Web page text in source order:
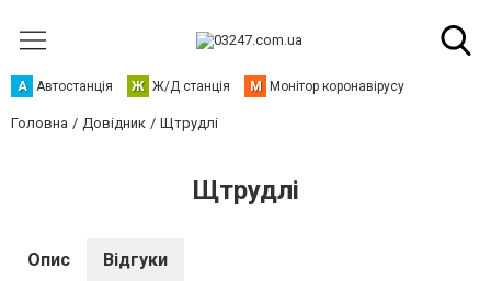
А Автостанція Ж Ж/Д станція М Монітор коронавірусу
Головна Довідник Щтрудлі
Щтрудлі
Опис Відгуки